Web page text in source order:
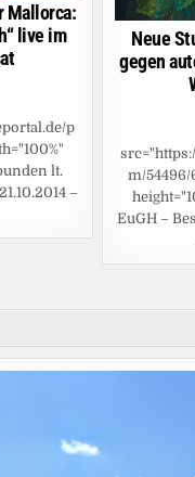
Mallorca:
live im
p
lt.
–
Neue
gegen
m/54496/
EuGH –